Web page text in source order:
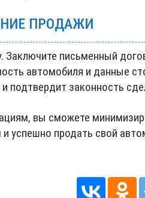
ПРОДАЖИ
письменный
автомобиля и данные
подтвердит законность
вы сможете
успешно продать свой